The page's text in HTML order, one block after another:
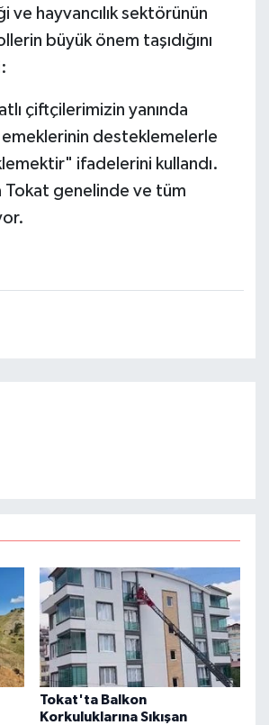
hayvancılık sektörünün
büyük önem taşıdığını
çiftçilerimizin yanında
desteklemelerle
ifadelerini kullandı.
genelinde ve tüm
Tokat'ta Balkon
Korkuluklarına Sıkışan